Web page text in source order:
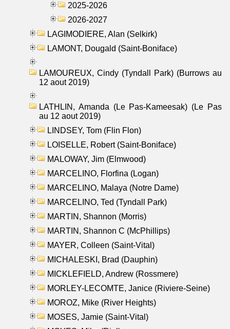
2025-2026
2026-2027
LAGIMODIERE, Alan (Selkirk)
LAMONT, Dougald (Saint-Boniface)
LAMOUREUX, Cindy (Tyndall Park) (Burrows au
12 aout 2019)
LATHLIN, Amanda (Le Pas-Kameesak) (Le Pas
au 12 aout 2019)
LINDSEY, Tom (Flin Flon)
LOISELLE, Robert (Saint-Boniface)
MALOWAY, Jim (Elmwood)
MARCELINO, Florfina (Logan)
MARCELINO, Malaya (Notre Dame)
MARCELINO, Ted (Tyndall Park)
MARTIN, Shannon (Morris)
MARTIN, Shannon C (McPhillips)
MAYER, Colleen (Saint-Vital)
MICHALESKI, Brad (Dauphin)
MICKLEFIELD, Andrew (Rossmere)
MORLEY-LECOMTE, Janice (Riviere-Seine)
MOROZ, Mike (River Heights)
MOSES, Jamie (Saint-Vital)